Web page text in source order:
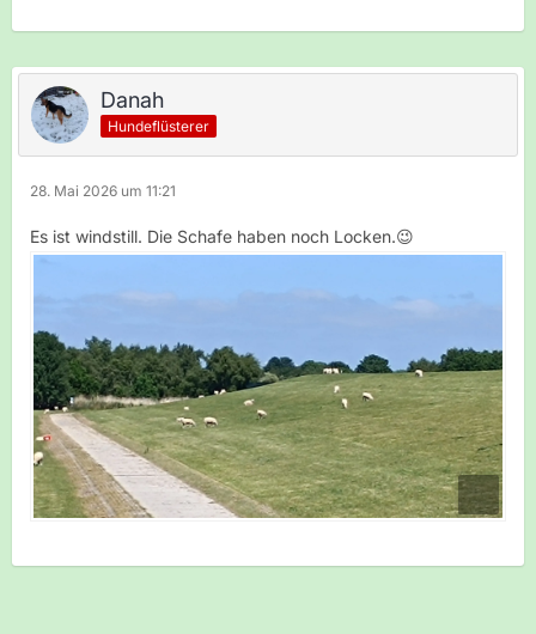
Danah
Hundeflüsterer
28. Mai 2026 um 11:21
Es ist windstill. Die Schafe haben noch Locken.😉